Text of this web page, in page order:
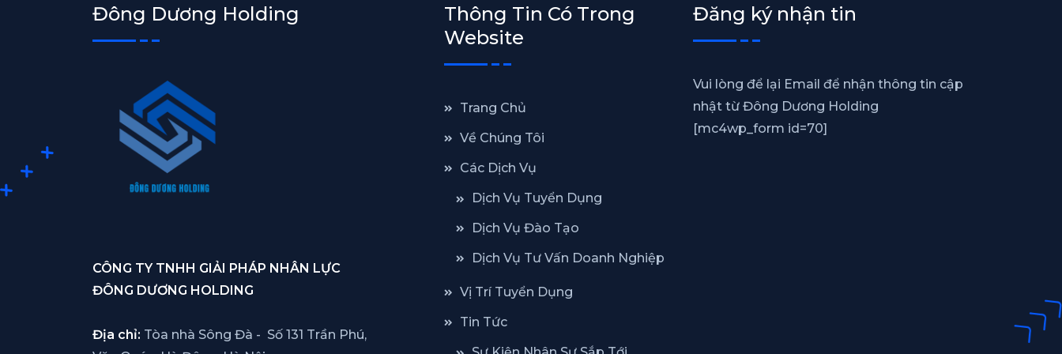
Đông Dương Holding
CÔNG TY TNHH GIẢI PHÁP NHÂN LỰC
ĐÔNG DƯƠNG HOLDING
Địa chỉ: Tòa nhà Sông Đà - Số 131 Trần Phú,
Thông Tin Có Trong
Website
Trang Chủ
Về Chúng Tôi
Các Dịch Vụ
Dịch Vụ Tuyển Dụng
Dịch Vụ Đào Tạo
Dịch Vụ Tư Vấn Doanh Nghiệp
Vị Trí Tuyển Dụng
Tin Tức
Đăng ký nhận tin
Vui lòng để lại Email để nhận thông tin cập
nhật từ Đông Dương Holding
[mc4wp_form id=70]